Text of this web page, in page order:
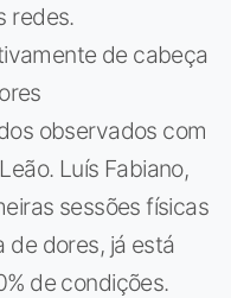
redes.
de cabeça
observados com
Luís Fabiano,
sessões físicas
dores, já está
de condições.